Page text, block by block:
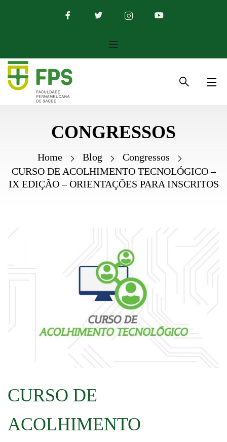
CONGRESSOS
Home Blog
Congressos
CURSO DE ACOLHIMENTO TECNOLÓGICO –
IX EDIÇÃO – ORIENTAÇÕES PARA INSCRITOS
CURSO DE
ACOLHIMENTO